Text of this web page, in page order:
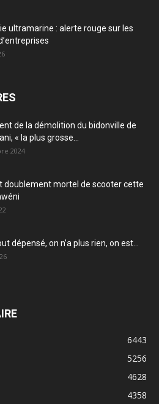
ultramarine : alerte rouge sur les
de la démolition du bidonville de
« la plus grosse...
2024
doublement mortel de scooter cette
dépensé, on n’a plus rien, on est...
6443
5256
4628
4358